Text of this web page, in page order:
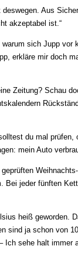
Aus
akzeptabel ist.“
sich Jupp vor
erkläre mir doch
Zeitung? Schau
du mal
mein Auto
Bei jeder fünften
heiß geworden.
sind ja schon von
Ich sehe halt